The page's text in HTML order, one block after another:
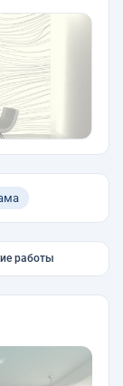
работы